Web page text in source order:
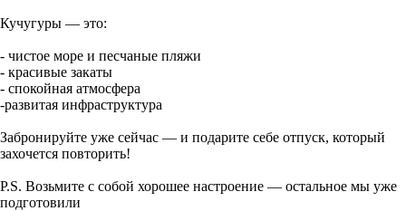
Кучугуры — это:
- чистое море и песчаные пляжи
- красивые закаты
- спокойная атмосфера
-развитая инфраструктура
Забронируйте уже сейчас — и подарите себе отпуск, который
захочется повторить!
P.S. Возьмите с собой хорошее настроение — остальное мы уже
подготовили